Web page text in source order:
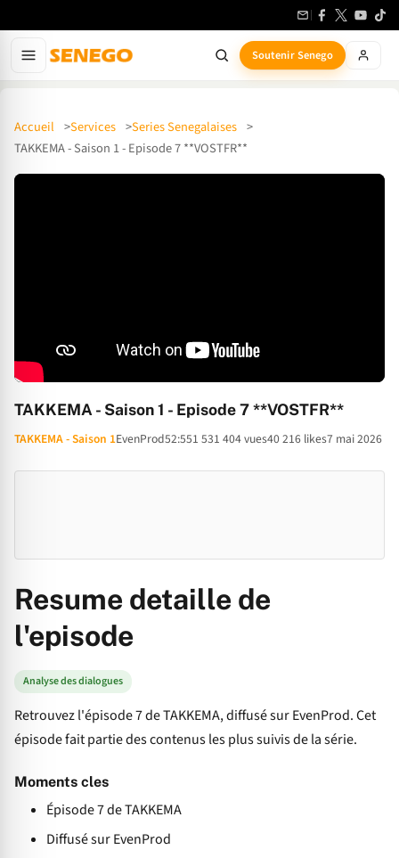
Soutenir Senego
Accueil Services
Series Senegalaises
TAKKEMA - Saison 1 - Episode 7 **VOSTFR**
TAKKEMA - Saison 1 - Episode 7 **VOSTFR**
TAKKEMA - Saison 1EvenProd52:551 531 404 vues40 216 likes7 mai 2026
Resume detaille de
l'episode
Analyse des dialogues
Retrouvez l'épisode 7 de TAKKEMA, diffusé sur EvenProd. Cet
épisode fait partie des contenus les plus suivis de la série.
Moments cles
Épisode 7 de TAKKEMA
Diffusé sur EvenProd